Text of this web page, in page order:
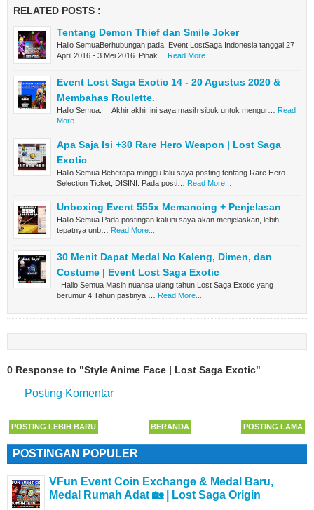
RELATED POSTS :
Tentang Demon Thief dan Smile Joker
Hallo SemuaBerhubungan pada Event LostSaga Indonesia tanggal 27
April 2016 - 3 Mei 2016. Pihak… Read More...
Event Lost Saga Exotic 14 - 20 Agustus 2020 &
Membahas Roulette.
Hallo Semua. Akhir akhir ini saya masih sibuk untuk mengur… Read
More...
Apa Saja Isi +30 Rare Hero Weapon | Lost Saga
Exotic
Hallo Semua.Beberapa minggu lalu saya posting tentang Rare Hero
Selection Ticket, DISINI. Pada posti… Read More...
Unboxing Event 555x Memancing + Penjelasan
Hallo Semua Pada postingan kali ini saya akan menjelaskan, lebih
tepatnya unb… Read More...
30 Menit Dapat Medal No Kaleng, Dimen, dan
Costume | Event Lost Saga Exotic
Hallo Semua Masih nuansa ulang tahun Lost Saga Exotic yang
berumur 4 Tahun pastinya … Read More...
0 Response to "Style Anime Face | Lost Saga Exotic"
Posting Komentar
POSTING LEBIH BARU POSTING LAMA
BERANDA
POSTINGAN POPULER
VFun Event Coin Exchange & Medal Baru,
Medal Rumah Adat 🏡 | Lost Saga Origin